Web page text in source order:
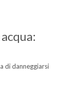
di danneggiarsi